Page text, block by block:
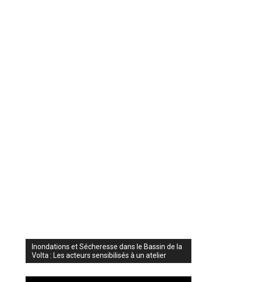
Inondations et Sécheresse dans le Bassin de la
Volta : Les acteurs sensibilisés à un atelier